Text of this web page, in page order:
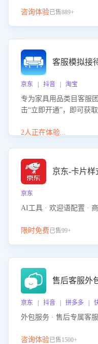
咨询体验已售889+
客服模拟接
京东 | 抖音 | 淘宝
专为家具用品类目客服
击“立即开通”，即可获
能、尺寸参数咨询等高
2人正在体验...
京东
AI工具 · 欢迎语配置 ·
限时免费已售99+
售后客服外
京东 | 抖音 | 拼多多 |
外包服务 · 售后专属客
咨询体验已售1500+